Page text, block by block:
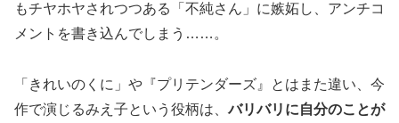
もチヤホヤされつつある「不純さん」に嫉妬し、アンチコ
メントを書き込んでしまう……。
「きれいのくに」や『プリテンダーズ』とはまた違い、今
作で演じるみえ子という役柄は、バリバリに自分のことが